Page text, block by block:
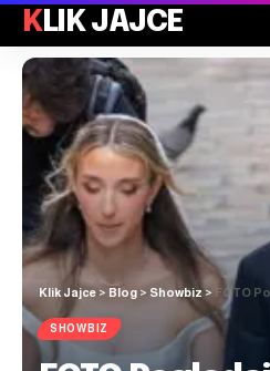
KLIK JAJCE
Klik Jajce > Blog > Showbiz> FOTO
SHOWBIZ